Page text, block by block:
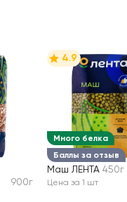
900г
Много белка
Баллы за отзыв
4.9
Маш ЛЕНТА 450г
Цена за 1 шт